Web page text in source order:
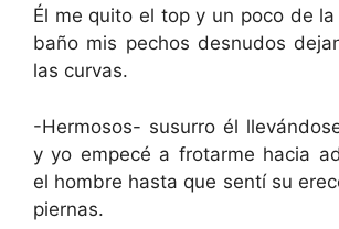
Él me quito el top y un poco de
baño mis pechos desnudos
las curvas.
-Hermosos- susurro él
y yo empecé a frotarme hacia
el hombre hasta que sentí su
piernas.